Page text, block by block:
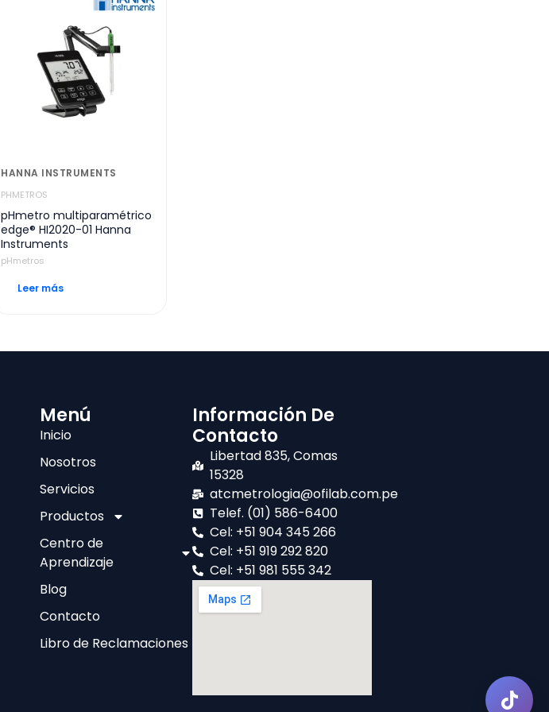
HANNA INSTRUMENTS
PHMETROS
pHmetro multiparamétrico
edge® HI2020-01 Hanna
Instruments
pHmetros
Leer más
Menú
Inicio
Nosotros
Servicios
Productos
Centro de
Aprendizaje
Blog
Contacto
Libro de Reclamaciones
Información De
Contacto
Libertad 835, Comas
15328
atcmetrologia@ofilab.com.pe
Telef. (01) 586-6400
Cel: +51 904 345 266
Cel: +51 919 292 820
Cel: +51 981 555 342